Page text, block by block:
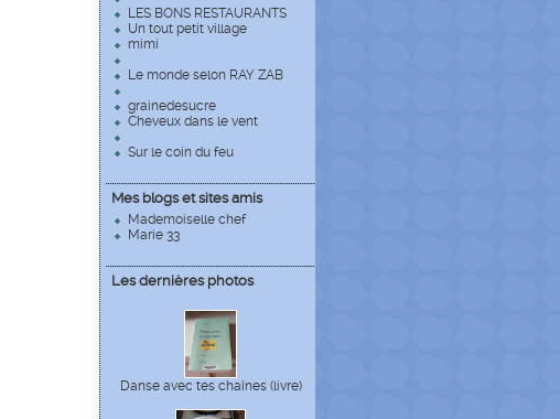
LES BONS RESTAURANTS
Un tout petit village
mimi
Le monde selon RAY ZAB
grainedesucre
Cheveux dans le vent
Sur le coin du feu
Mes blogs et sites amis
Mademoiselle chef
Marie 33
Les dernières photos
Danse avec tes chaînes (livre)